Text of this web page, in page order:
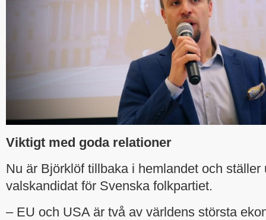
Viktigt med goda relationer
Nu är Björklöf tillbaka i hemlandet och ställer
valskandidat för Svenska folkpartiet.
– EU och USA är två av världens största